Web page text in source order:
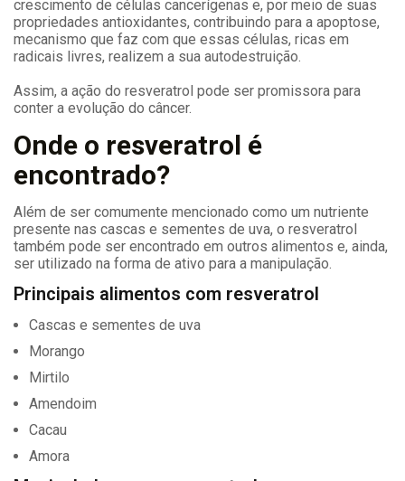
crescimento de células cancerígenas e, por meio de suas
propriedades antioxidantes, contribuindo para a apoptose,
mecanismo que faz com que essas células, ricas em
radicais livres, realizem a sua autodestruição.
Assim, a ação do resveratrol pode ser promissora para
conter a evolução do câncer.
Onde o resveratrol é
encontrado?
Além de ser comumente mencionado como um nutriente
presente nas cascas e sementes de uva, o resveratrol
também pode ser encontrado em outros alimentos e, ainda,
ser utilizado na forma de ativo para a manipulação.
Principais alimentos com resveratrol
Cascas e sementes de uva
Morango
Mirtilo
Amendoim
Cacau
Amora